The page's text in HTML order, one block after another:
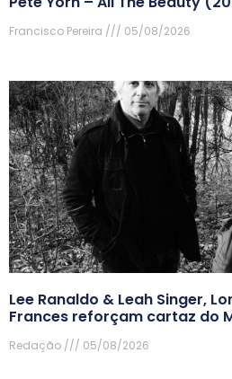
Francisco Pereira 05/08/2026
Lee Ranaldo & Leah Singer,
Frances reforçam cartaz do
Redação 05/08/2026